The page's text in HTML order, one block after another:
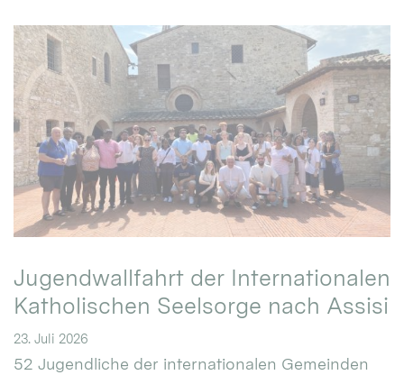
Jugendwallfahrt der Internationalen
Katholischen Seelsorge nach Assisi
23. Juli 2026
52 Jugendliche der internationalen Gemeinden